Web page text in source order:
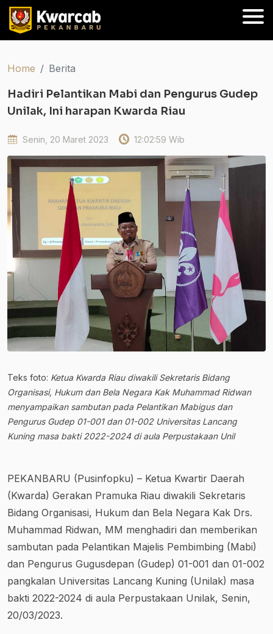
Home Berita
Hadiri Pelantikan Mabi dan Pengurus Gudep
Unilak, Ini harapan Kwarda Riau
Senin, 20 Maret 2023 12:02:59 Wib
Teks foto: Ketua Kwarda Riau diwakili Sekretaris Bidang
Organisasi, Hukum dan Bela Negara Kak Muhammad Ridwan
menyampaikan sambutan pada Pelantikan Mabigus dan
Pengurus Gudep 01-001 dan 01-002 Universitas Lancang
Kuning masa bakti 2022-2024 di aula Perpustakaan Unil
PEKANBARU (Pusinfopku) – Ketua Kwartir Daerah
(Kwarda) Gerakan Pramuka Riau diwakili Sekretaris
Bidang Organisasi, Hukum dan Bela Negara Kak Drs.
Muhammad Ridwan, MM menghadiri dan memberikan
sambutan pada Pelantikan Majelis Pembimbing (Mabi)
dan Pengurus Gugusdepan (Gudep) 01-001 dan 01-002
pangkalan Universitas Lancang Kuning (Unilak) masa
bakti 2022-2024 di aula Perpustakaan Unilak, Senin,
20/03/2023.